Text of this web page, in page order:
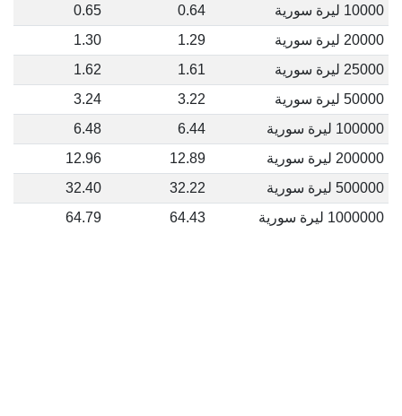
10000 ليرة سورية 0.64
0.65
20000 ليرة سورية
1.29
1.30
25000 ليرة سورية
1.61
1.62
50000 ليرة سورية
3.22
3.24
100000 ليرة سورية
6.44
6.48
200000 ليرة سورية
12.89
12.96
500000 ليرة سورية
32.22
32.40
1000000 ليرة سورية
64.43
64.79